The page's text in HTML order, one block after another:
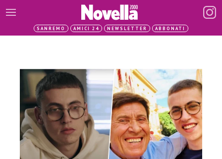
SANREMO AMICI 24 NEWSLETTER ABBONATI